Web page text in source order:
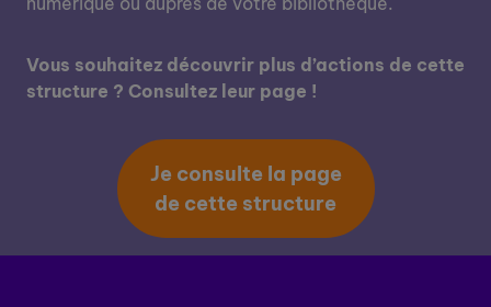
Vous souhaitez découvrir plus d’actions de cette
structure ? Consultez leur page !
Je consulte la page
de cette structure